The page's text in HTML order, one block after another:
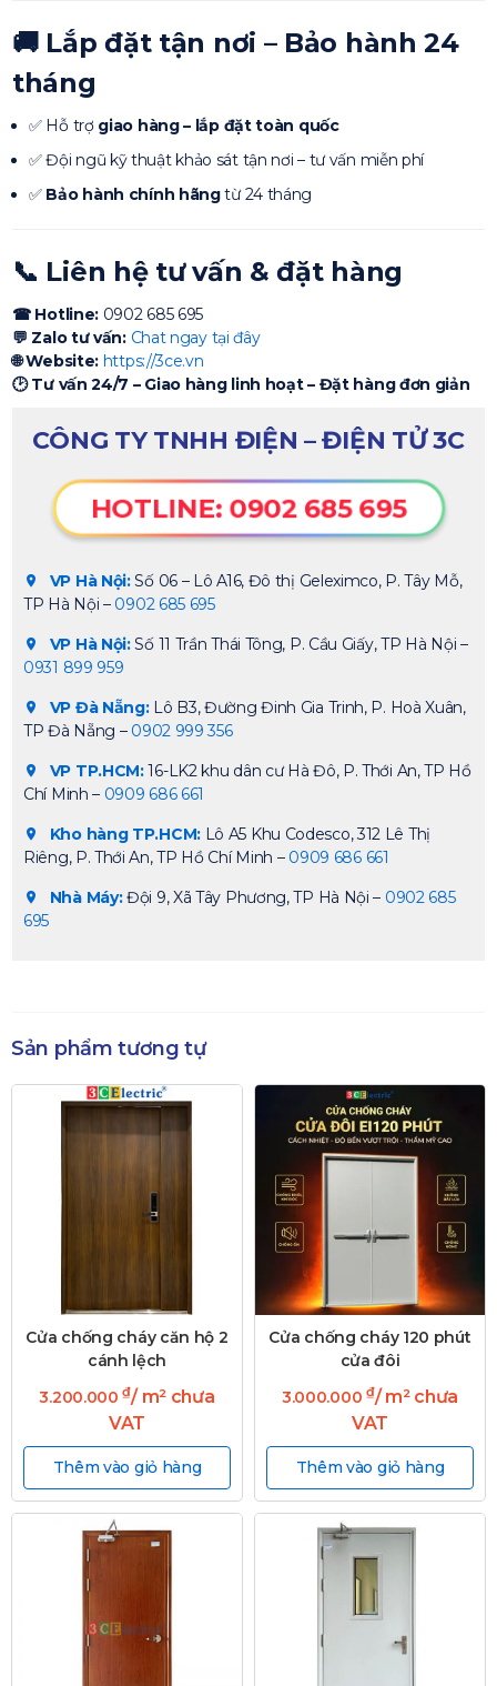
🚚 Lắp đặt tận nơi – Bảo hành 24
tháng
✅ Hỗ trợ giao hàng – lắp đặt toàn quốc
✅ Đội ngũ kỹ thuật khảo sát tận nơi – tư vấn miễn phí
✅ Bảo hành chính hãngtừ 24 tháng
📞 Liên hệ tư vấn & đặt hàng
☎ Hotline: 0902 685 695
💬 Zalo tư vấn: Chat ngay tại đây
🌐 Website: https://3ce.vn
🕑 Tư vấn 24/7 – Giao hàng linh hoạt – Đặt hàng đơn giản
CÔNG TY TNHH ĐIỆN – ĐIỆN TỬ 3C
HOTLINE: 0902 685 695
VP Hà Nội:Số 06 – Lô A16, Đô thị Geleximco, P. Tây Mỗ,
TP Hà Nội – 0902 685 695
VP Hà Nội:Số 11 Trần Thái Tông, P. Cầu Giấy, TP Hà Nội –
0931 899 959
VP Đà Nẵng:Lô B3, Đường Đinh Gia Trinh, P. Hoà Xuân,
TP Đà Nẵng – 0902 999 356
VP TP.HCM:16-LK2 khu dân cư Hà Đô, P. Thới An, TP Hồ
Chí Minh – 0909 686 661
Kho hàng TP.HCM:Lô A5 Khu Codesco, 312 Lê Thị
Riêng, P. Thới An, TP Hồ Chí Minh – 0909 686 661
Nhà Máy:Đội 9, Xã Tây Phương, TP Hà Nội – 0902 685
695
Sản phẩm tương tự
Cửa chống cháy căn hộ 2
cánh lệch
3.200.000₫/ m² chưa
VAT
Thêm vào giỏ hàng
Cửa chống cháy 120 phút
cửa đôi
3.000.000 ₫/ m² chưa
VAT
Thêm vào giỏ hàng